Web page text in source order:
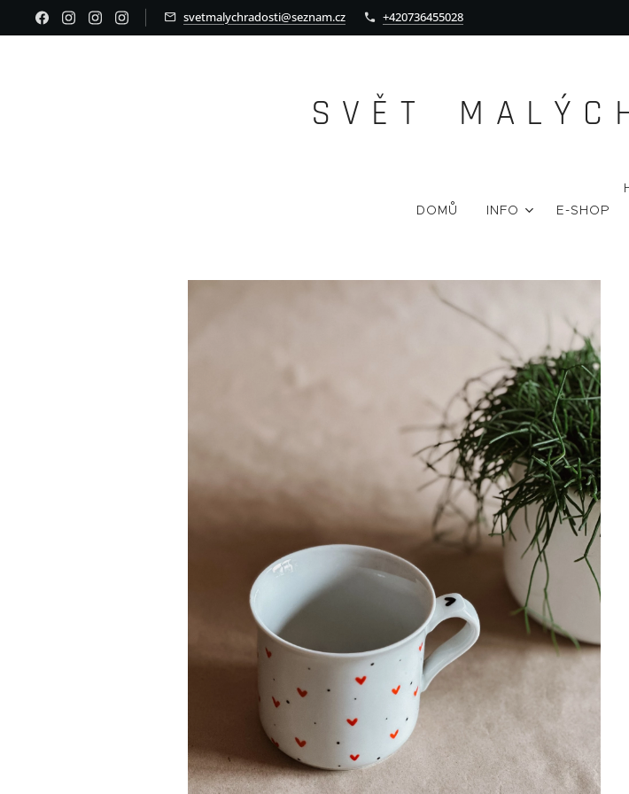
svetmalychradosti@seznam.cz +420736455028
S V Ě T M A L Ý C
DOMŮ INFO E-SHOP